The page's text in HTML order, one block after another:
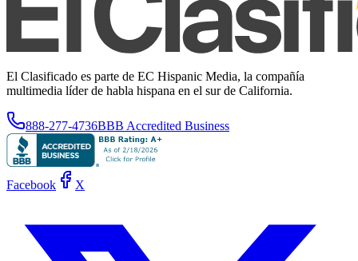
El Clasificado es parte de EC Hispanic Media, la compañía
multimedia líder de habla hispana en el sur de California.
888-277-4736BBB Accredited Business
Facebook X